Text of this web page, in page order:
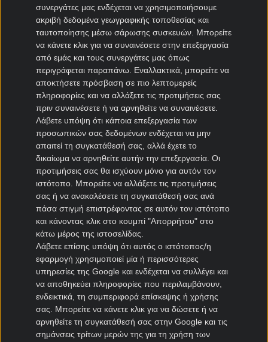
συνεργάτες μας ενδέχεται να χρησιμοποιήσουμε
ακριβή δεδομένα γεωγραφικής τοποθεσίας και
ταυτοποίησης μέσω σάρωσης συσκευών. Μπορείτε
να κάνετε κλικ για να συναινέσετε στην επεξεργασία
από εμάς και τους συνεργάτες μας όπως
περιγράφεται παραπάνω. Εναλλακτικά, μπορείτε να
αποκτήσετε πρόσβαση σε πιο λεπτομερείς
πληροφορίες και να αλλάξετε τις προτιμήσεις σας
πριν συναινέσετε ή να αρνηθείτε να συναινέσετε.
Λάβετε υπόψη ότι κάποια επεξεργασία των
προσωπικών σας δεδομένων ενδέχεται να μην
απαιτεί τη συγκατάθεσή σας, αλλά έχετε το
δικαίωμα να αρνηθείτε αυτήν την επεξεργασία. Οι
προτιμήσεις σας θα ισχύουν μόνο για αυτόν τον
ιστότοπο. Μπορείτε να αλλάξετε τις προτιμήσεις
σας ή να ανακαλέσετε τη συγκατάθεσή σας ανά
πάσα στιγμή επιστρέφοντας σε αυτόν τον ιστότοπο
και κάνοντας κλικ στο κουμπί "Απορρήτου" στο
κάτω μέρος της ιστοσελίδας.
Λάβετε επίσης υπόψη ότι αυτός ο ιστότοπος/η
εφαρμογή χρησιμοποιεί μία ή περισσότερες
υπηρεσίες της Google και ενδέχεται να συλλέγει και
να αποθηκεύει πληροφορίες που περιλαμβάνουν,
ενδεικτικά, τη συμπεριφορά επίσκεψης ή χρήσης
σας. Μπορείτε να κάνετε κλικ για να δώσετε ή να
αρνηθείτε τη συγκατάθεσή σας στην Google και τις
σημάνσεις τρίτων μερών της για τη χρήση των
Βέλγιο – Τυνησία 1:1.32 X:4.85 2:9.10
Τα μέλη τηςNovibetμπορούν καθημερινά να βρουν
προσφορές* για τα μεγάλα παιχνίδιακαι κορυφαίο
πρόγραμμα ανταμοιβής*.
Αυτό που θες από το παιχνίδι σουκαι στις κορυφαίες
διοργανώσεις
*ΙΣΧΥΟΥΝ ΟΡΟΙ & ΠΡΟΫΠΟΘΕΣΕΙΣ ΔΙΑΘΕΣΙΜΟΙ ΣΤΟ
NOVIBET.GR/INFO/OROI
ΟΙ ΑΠΟΔΟΣΕΙΣ ΕΝΔΕΧΕΤΑΙ ΝΑ ΤΡΟΠΟΠΟΙΗΘΟΥΝ ΑΝΑ
ΠΑΣΑ ΣΤΙΓΜΗ
21+| ΑΡΜΟΔΙΟΣ ΡΥΘΜΙΣΤΗΣ:ΕΕΕΠ | ΚΙΝΔΥΝΟΣ
ΕΘΙΣΜΟΥ & ΑΠΩΛΕΙΑΣ ΠΕΡΙΟΥΣΙΑΣ | ΓΡΑΜΜΗ
ΒΟΗΘΕΙΑΣ ΚΕΘΕΑ: 2109237777 | ΠΑΙΞΕ ΥΠΕΥΘΥΝΑ.
Διαχείριση απορρήτου